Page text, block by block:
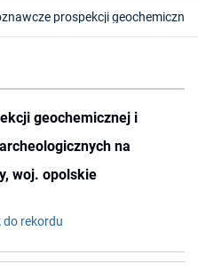
geochemicznej i
na
woj. opolskie
do rekordu